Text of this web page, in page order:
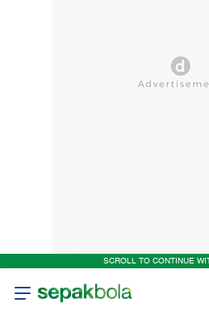
SCROLL TO CONTINUE